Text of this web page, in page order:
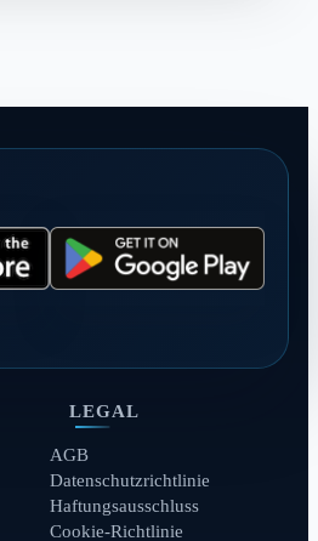
LEGAL
AGB
Datenschutzrichtlinie
Haftungsausschluss
Cookie-Richtlinie